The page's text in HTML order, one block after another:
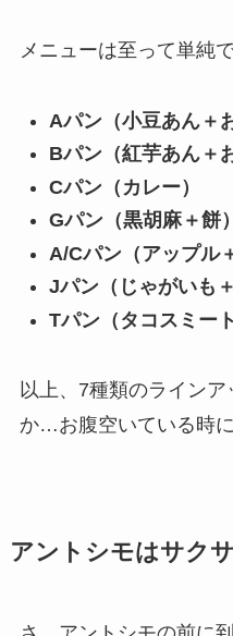
メニューは至って単純で
Aパン（小豆あん＋
Bパン（紅芋あん＋
Cパン（カレー）
Gパン（黒胡麻＋餅）
A/Cパン（アップル
Jパン（じゃがいも＋
Tパン（タコスミー
以上、7種類のライン
か…お腹空いている時
アントシモはサク